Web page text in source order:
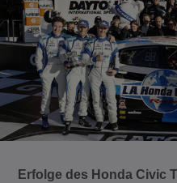
Erfolge des Honda Civic